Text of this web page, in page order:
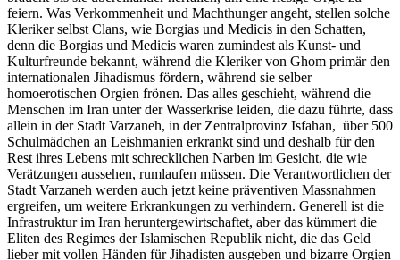
feiern. Was Verkommenheit und Machthunger angeht, stellen solche
Kleriker selbst Clans, wie Borgias und Medicis in den Schatten,
denn die Borgias und Medicis waren zumindest als Kunst- und
Kulturfreunde bekannt, während die Kleriker von Ghom primär den
internationalen Jihadismus fördern, während sie selber
homoerotischen Orgien frönen. Das alles geschieht, während die
Menschen im Iran unter der Wasserkrise leiden, die dazu führte, dass
allein in der Stadt Varzaneh, in der Zentralprovinz Isfahan, über 500
Schulmädchen an Leishmanien erkrankt sind und deshalb für den
Rest ihres Lebens mit schrecklichen Narben im Gesicht, die wie
Verätzungen aussehen, rumlaufen müssen. Die Verantwortlichen der
Stadt Varzaneh werden auch jetzt keine präventiven Massnahmen
ergreifen, um weitere Erkrankungen zu verhindern. Generell ist die
Infrastruktur im Iran heruntergewirtschaftet, aber das kümmert die
Eliten des Regimes der Islamischen Republik nicht, die das Geld
lieber mit vollen Händen für Jihadisten ausgeben und bizarre Orgien